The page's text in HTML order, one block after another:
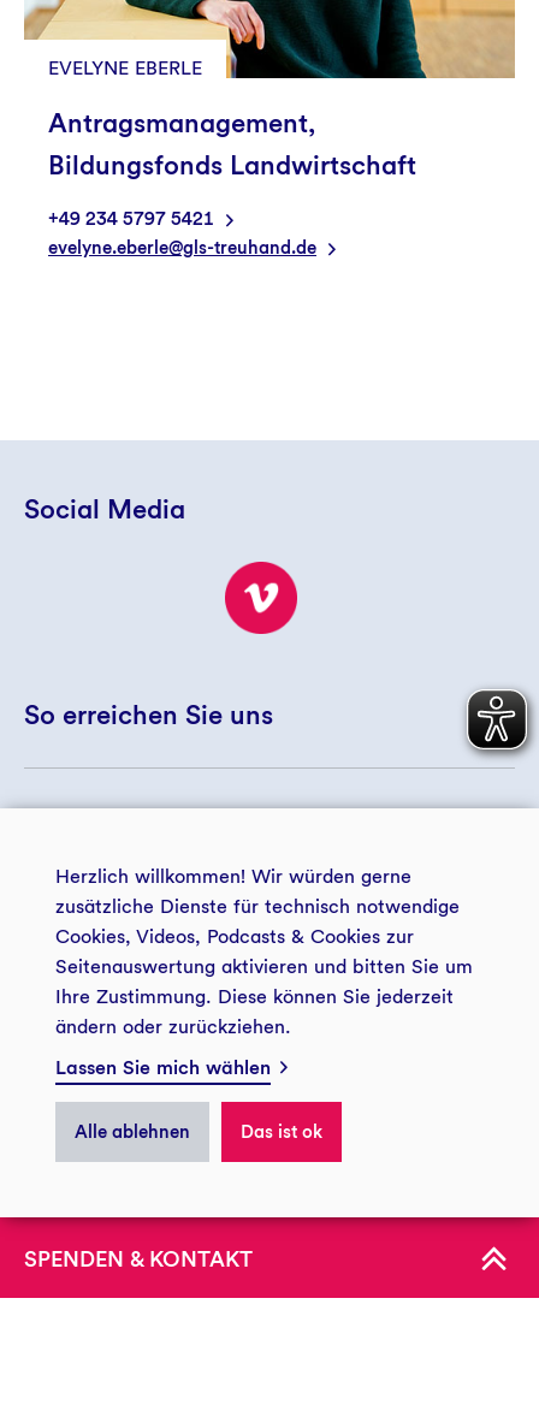
EVELYNE EBERLE
Antragsmanagement,
Bildungsfonds Landwirtschaft
+49 234 5797 5421
evelyne.eberle@gls-treuhand.de
KONTAKT
Social Media
So erreichen Sie uns
landwirtschaft@gls-treuhand.de
Zur Kontaktseite
Zukunftsstiftung Landwirtschaft
GLS Treuhand e.V.
Postfach: 44774 Bochum
------------------------------
IBAN:DE34 4306 0967 0030 0054 10
BIC:GENODEM1GLS
Impressum
zentrale Datenschutzerklärung
der GLS Treuhand e.V.
Barrierefreiheit Presse GLS Treuhand
Privatsphäre
Herzlich willkommen! Wir würden gerne
zusätzliche Dienste für technisch notwendige
Cookies, Videos, Podcasts & Cookies zur
Seitenauswertung aktivieren und bitten Sie um
Ihre Zustimmung. Diese können Sie jederzeit
ändern oder zurückziehen.
Lassen Sie mich wählen
Alle ablehnen Das ist ok